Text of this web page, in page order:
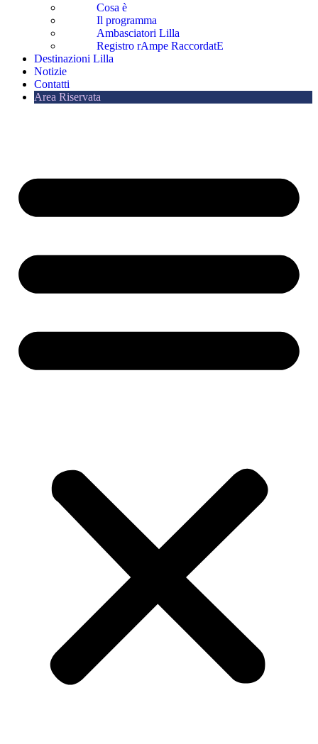
Cosa è
Il programma
Ambasciatori Lilla
Registro rAmpe RaccordatE
Destinazioni Lilla
Notizie
Contatti
Area Riservata